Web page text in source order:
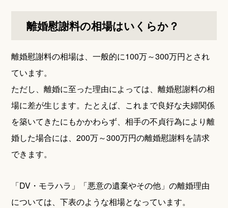
離婚慰謝料の相場はいくらか？
離婚慰謝料の相場は、一般的に100万～300万円とされ
ています。
ただし、離婚に至った理由によっては、離婚慰謝料の相
場に差が生じます。たとえば、これまで良好な夫婦関係
を築いてきたにもかかわらず、相手の不貞行為により離
婚した場合には、200万～300万円の離婚慰謝料を請求
できます。
「DV・モラハラ」「悪意の遺棄やその他」の離婚理由
については、下表のような相場となっています。